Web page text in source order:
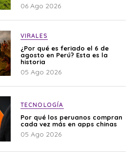
06 Ago 2026
VIRALES
¿Por qué es feriado el 6 de
agosto en Perú? Esta es la
historia
05 Ago 2026
TECNOLOGÍA
Por qué los peruanos compran
cada vez más en apps chinas
05 Ago 2026